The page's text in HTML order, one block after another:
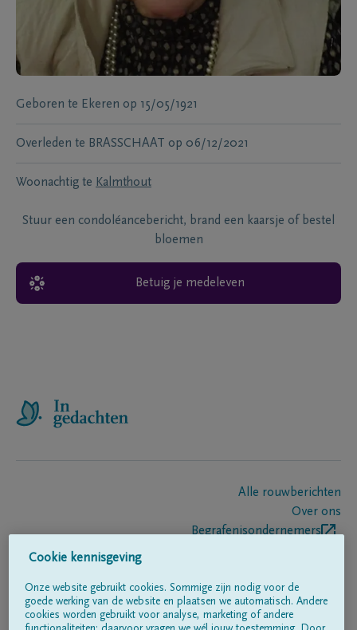
Geboren te Ekeren op 15/05/1921
Overleden te BRASSCHAAT op 06/12/2021
Woonachtig te Kalmthout
Stuur een condoléancebericht, brand een kaarsje of bestel
bloemen
Betuig je medeleven
Alle rouwberichten
Over ons
Begrafenisondernemers
Volg ons op
Cookie kennisgeving
Onze website gebruikt cookies. Sommige zijn nodig voor de
goede werking van de website en plaatsen we automatisch. Andere
cookies worden gebruikt voor analyse, marketing of andere